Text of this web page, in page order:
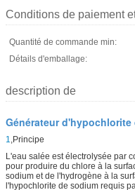
Conditions de paiement
Quantité de commande min:
Détails d'emballage:
description de
Générateur d'hypochlorite
1,Principe
L'eau salée est électrolysée par
pour produire du chlore à la
sodium et de l'hydrogène à la
l'hypochlorite de sodium requis